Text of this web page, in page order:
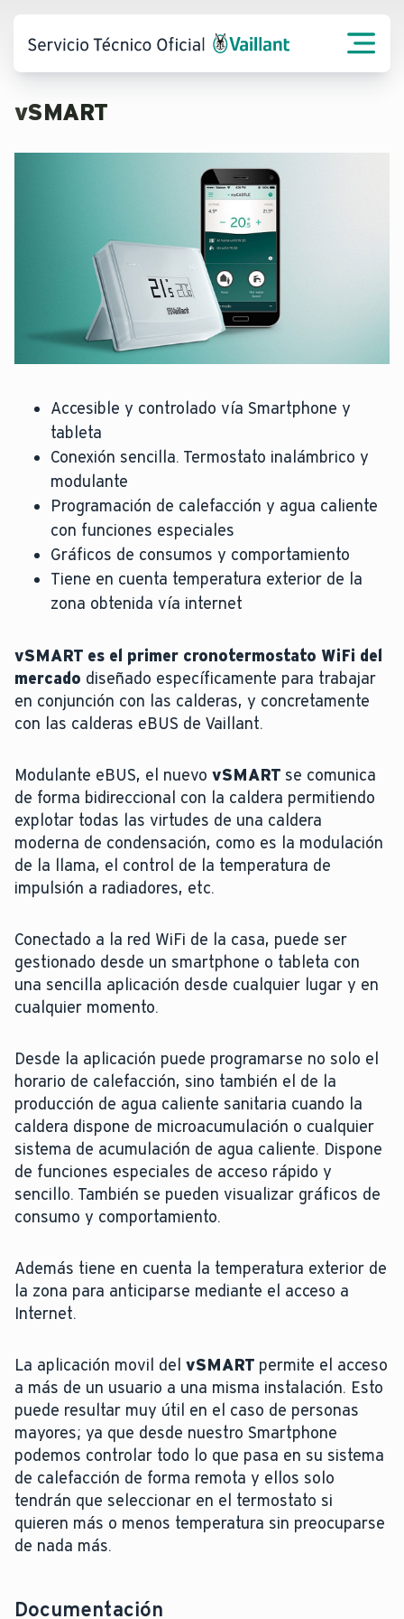
vSMART
Accesible y controlado vía Smartphone y
tableta
Conexión sencilla. Termostato inalámbrico y
modulante
Programación de calefacción y agua caliente
con funciones especiales
Gráficos de consumos y comportamiento
Tiene en cuenta temperatura exterior de la
zona obtenida vía internet
vSMART es el primer cronotermostato WiFi del
mercado diseñado específicamente para trabajar
en conjunción con las calderas, y concretamente
con las calderas eBUS de Vaillant.
Modulante eBUS, el nuevo vSMART se comunica
de forma bidireccional con la caldera permitiendo
explotar todas las virtudes de una caldera
moderna de condensación, como es la modulación
de la llama, el control de la temperatura de
impulsión a radiadores, etc.
Conectado a la red WiFi de la casa, puede ser
gestionado desde un smartphone o tableta con
una sencilla aplicación desde cualquier lugar y en
cualquier momento.
Desde la aplicación puede programarse no solo el
horario de calefacción, sino también el de la
producción de agua caliente sanitaria cuando la
caldera dispone de microacumulación o cualquier
sistema de acumulación de agua caliente. Dispone
de funciones especiales de acceso rápido y
sencillo. También se pueden visualizar gráficos de
consumo y comportamiento.
Además tiene en cuenta la temperatura exterior de
la zona para anticiparse mediante el acceso a
Internet.
La aplicación movil del vSMART permite el acceso
a más de un usuario a una misma instalación. Esto
puede resultar muy útil en el caso de personas
mayores; ya que desde nuestro Smartphone
podemos controlar todo lo que pasa en su sistema
de calefacción de forma remota y ellos solo
tendrán que seleccionar en el termostato si
quieren más o menos temperatura sin preocuparse
de nada más.
Documentación